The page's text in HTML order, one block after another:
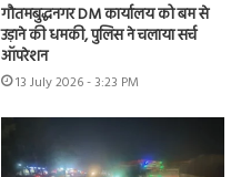
गौतमबुद्धनगर DM कार्यालय को बम से
उड़ाने की धमकी, पुलिस ने चलाया सर्च
ऑपरेशन
13 July 2026 - 3:23 PM